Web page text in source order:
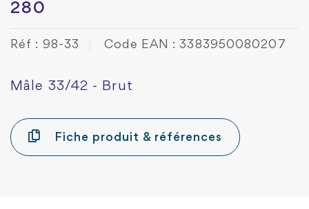
280
Réf : 98-33 Code EAN : 3383950080207
Mâle 33/42 - Brut
Fiche produit & références